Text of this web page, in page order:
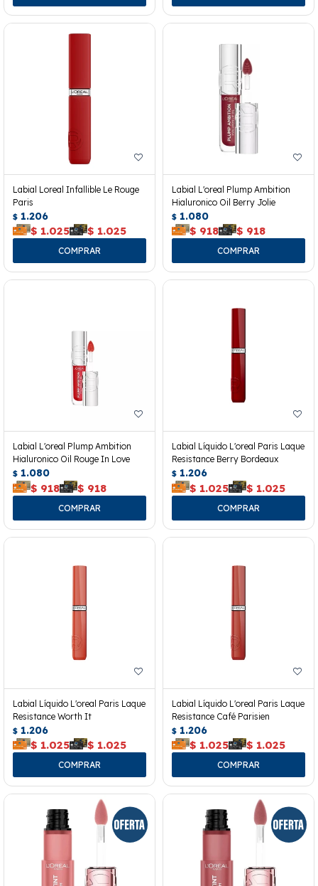
Labial Loreal Infallible Le Rouge
Paris
$ 1.206
$ 1.025 $ 1.025
Labial L'oreal Plump Ambition
Hialuronico Oil Berry Jolie
$ 1.080
$ 918 $ 918
Labial L'oreal Plump Ambition
Hialuronico Oil Rouge In Love
$ 1.080
$ 918 $ 918
Labial Líquido L'oreal Paris Laque
Resistance Berry Bordeaux
$ 1.206
$ 1.025 $ 1.025
Labial Líquido L'oreal Paris Laque
Resistance Worth It
$ 1.206
$ 1.025 $ 1.025
Labial Líquido L'oreal Paris Laque
Resistance Café Parisien
$ 1.206
$ 1.025 $ 1.025